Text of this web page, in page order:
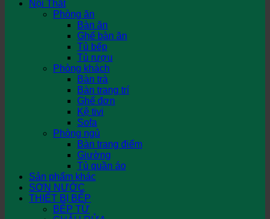
Nội Thất
Phòng ăn
Bàn ăn
Ghế bàn ăn
Tủ bếp
Tủ rượu
Phòng khách
Bàn trà
Bàn trang trí
Ghế đơn
Kệ tivi
Sofa
Phòng ngủ
Bàn trang điểm
Giường
Tủ quần áo
Sản phẩm khác
SƠN NƯỚC
THIẾT BỊ BẾP
BẾP TỪ